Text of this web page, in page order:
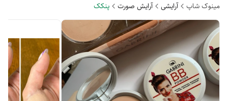
مینوک شاپ آرایشی آرایش صورت پنکک